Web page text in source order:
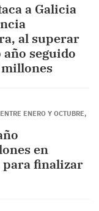
a Galicia
al superar
seguido
ENERO Y OCTUBRE,
en
para finalizar